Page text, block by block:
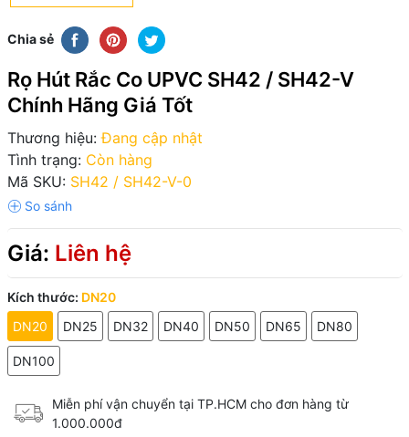
Chia sẻ
Rọ Hút Rắc Co UPVC SH42 / SH42-V
Chính Hãng Giá Tốt
Thương hiệu: Đang cập nhật
Tình trạng: Còn hàng
Mã SKU: SH42 / SH42-V-0
Giá: Liên hệ
Kích thước: DN20
DN20
DN25 DN32 DN40 DN50 DN65 DN80
DN100
Miễn phí vận chuyển tại TP.HCM cho đơn hàng từ
1.000.000đ